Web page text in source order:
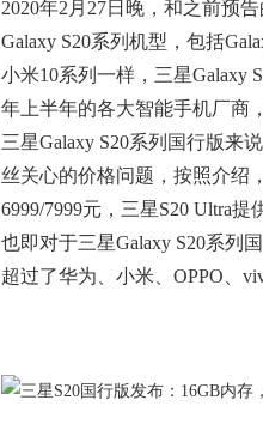
2020年2月27日晚，和之前预
Galaxy S20系列机型，包括
小米10系列一样，三星Galaxy
年上半年的各大智能手机厂商
三星Galaxy S20系列国行版来
丝关心的价格问题，按照介绍
6999/7999元，三星S20 Ultra提
也即对于三星Galaxy S20系列
超过了华为、小米、OPPO、